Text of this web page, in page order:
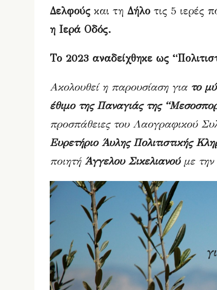
Δελφούς και τηΔήλοτις 5 ιερές
η Ιερά Οδός.
Το 2023 αναδείχθηκε ως
Ακολουθεί η παρουσίαση για το
έθιμο της Παναγιάς της
προσπάθειες του Λαογραφικού
Ευρετήριο Άυλης Πολιτιστικής
ποιητήΆγγελου Σικελιανούμε την